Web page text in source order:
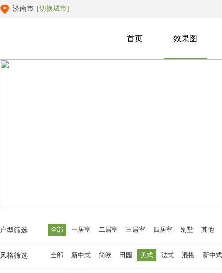
济南市 [切换城市]
首页 效果图
户型筛选 全部 一居室 二居室 三居室 四居室 别墅 其他
风格筛选 全部 新中式 简欧 田园 美式 法式 混搭 新中式